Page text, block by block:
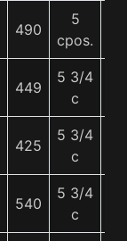
490
5
cpos.
449
5 3/4
c
425
5 3/4
c
540
5 3/4
c